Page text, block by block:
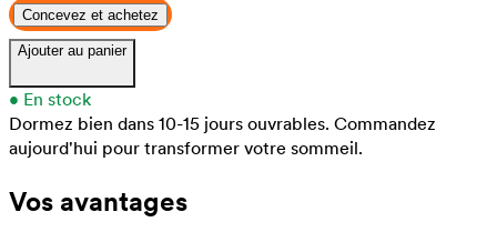
Concevez et achetez
Ajouter au panier
• En stock
Dormez bien dans 10-15 jours ouvrables. Commandez
aujourd'hui pour transformer votre sommeil.
Vos avantages